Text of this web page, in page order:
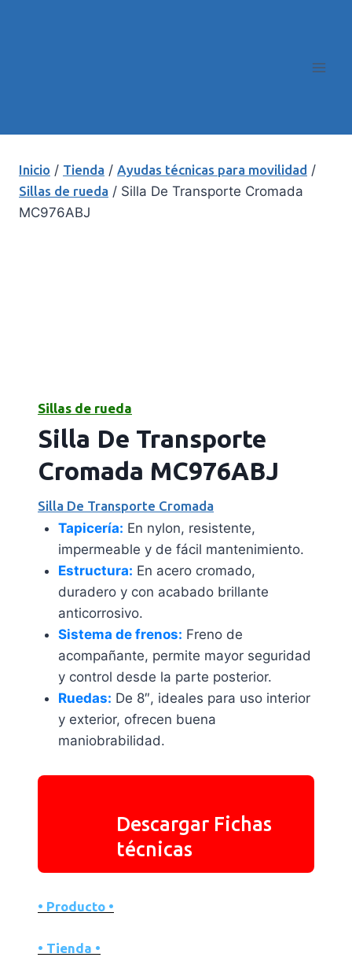
Inicio / Tienda / Ayudas técnicas para movilidad /
Sillas de rueda / Silla De Transporte Cromada
MC976ABJ
Sillas de rueda
Silla De Transporte
Cromada MC976ABJ
Silla De Transporte Cromada
Tapicería: En nylon, resistente,
impermeable y de fácil mantenimiento.
Estructura: En acero cromado,
duradero y con acabado brillante
anticorrosivo.
Sistema de frenos: Freno de
acompañante, permite mayor seguridad
y control desde la parte posterior.
Ruedas: De 8″, ideales para uso interior
y exterior, ofrecen buena
maniobrabilidad.
Descargar Fichas
técnicas
• Producto •
• Tienda •